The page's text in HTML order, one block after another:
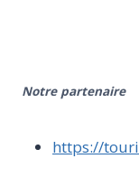
Notre partenaire
https://